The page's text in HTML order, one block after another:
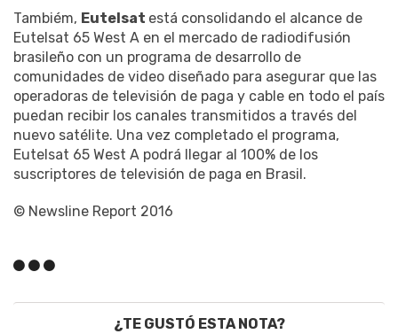
Tambiém, Eutelsat está consolidando el alcance de
Eutelsat 65 West A en el mercado de radiodifusión
brasileño con un programa de desarrollo de
comunidades de video diseñado para asegurar que las
operadoras de televisión de paga y cable en todo el país
puedan recibir los canales transmitidos a través del
nuevo satélite. Una vez completado el programa,
Eutelsat 65 West A podrá llegar al 100% de los
suscriptores de televisión de paga en Brasil.
© Newsline Report 2016
¿TE GUSTÓ ESTA NOTA?